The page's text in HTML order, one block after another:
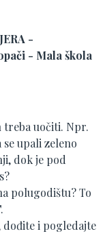
-
- Mala škola
treba uočiti. Npr.
upali zeleno
dok je pod
polugodištu? To
dođite i pogledajte